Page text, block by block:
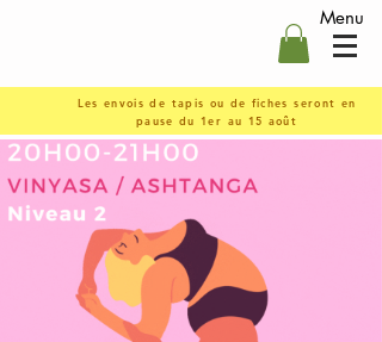
Menu
Les envois de tapis ou de fiches seront en
pause du 1er au 15 août